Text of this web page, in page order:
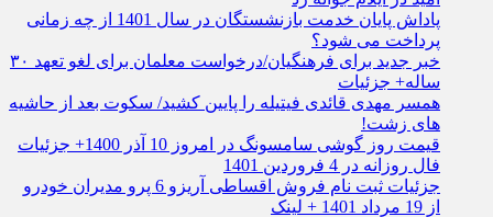
پاداش پایان خدمت بازنشستگان در سال 1401 از چه زمانی
پرداخت می شود؟
خبر جدید برای فرهنگیان/درخواست معلمان برای لغو تعهد ۳۰
ساله+ جزئیات
همسر مهدی قائدی فیتیله را پایین کشید/ سکوت بعد از حاشیه
های زشت!
قیمت روز گوشی سامسونگ در امروز 10 آذر 1400+ جزئیات
فال روزانه در 4 فروردین 1401
جزئیات ثبت نام فروش اقساطی آریزو 6 پرو مدیران خودرو
از 19 مرداد 1401 + لینک